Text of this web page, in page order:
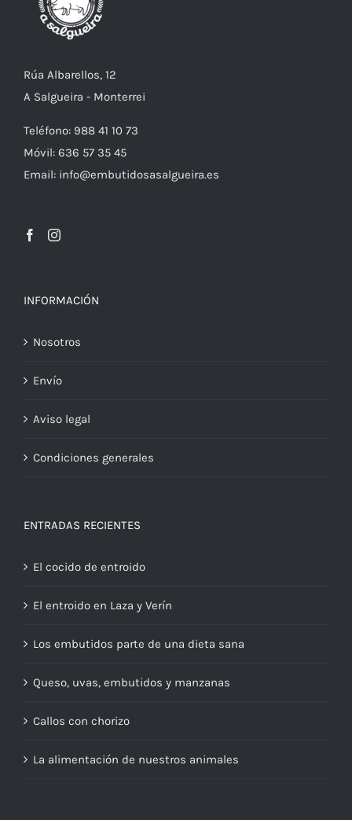
Rúa Albarellos, 12
A Salgueira - Monterrei
Teléfono: 988 41 10 73
Móvil: 636 57 35 45
Email: info@embutidosasalgueira.es
INFORMACIÓN
Nosotros
Envío
Aviso legal
Condiciones generales
ENTRADAS RECIENTES
El cocido de entroido
El entroido en Laza y Verín
Los embutidos parte de una dieta sana
Queso, uvas, embutidos y manzanas
Callos con chorizo
La alimentación de nuestros animales